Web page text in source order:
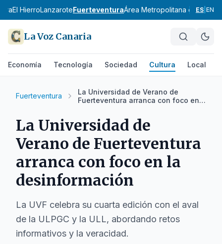
El HierroLanzaroteFuerteventuraÁrea Metropolitana de Santa
ES EN
La Voz Canaria
Economía Tecnología Sociedad Cultura Local
Fuerteventura
La Universidad de Verano de
Fuerteventura arranca con foco en
La Universidad de
Verano de Fuerteventura
arranca con foco en la
desinformación
La UVF celebra su cuarta edición con el aval
de la ULPGC y la ULL, abordando retos
informativos y la veracidad.